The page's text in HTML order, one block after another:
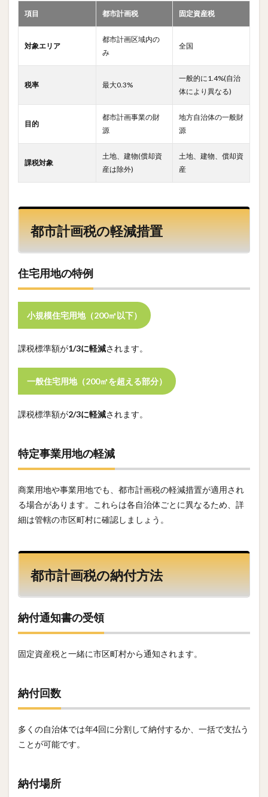
項目 都市計画税 固定資産税
対象エリア
都市計画区域内の
み
全国
税率 最大0.3%
一般的に1.4%(自治
体により異なる)
目的
都市計画事業の財
源
地方自治体の一般財
源
課税対象
土地、建物(償却資
産は除外)
土地、建物、償却資
産
都市計画税の軽減措置
住宅用地の特例
小規模住宅用地（200㎡以下）
課税標準額が1/3に軽減されます。
一般住宅用地（200㎡を超える部分）
課税標準額が2/3に軽減されます。
特定事業用地の軽減
商業用地や事業用地でも、都市計画税の軽減措置が適用され
る場合があります。これらは各自治体ごとに異なるため、詳
細は管轄の市区町村に確認しましょう。
都市計画税の納付方法
納付通知書の受領
固定資産税と一緒に市区町村から通知されます。
納付回数
多くの自治体では年4回に分割して納付するか、一括で支払う
ことが可能です。
納付場所